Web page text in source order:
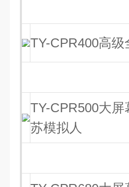
TY-CPR400高
TY-CPR500大
苏模拟人